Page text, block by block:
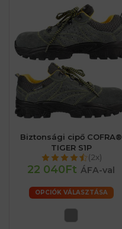
Biztonsági cipő COFRA®
TIGER S1P
(2x)
22 040Ft ÁFA-val
OPCIÓK VÁLASZTÁSA